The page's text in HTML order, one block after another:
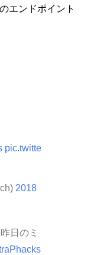
エンドポイント
pic.twitte
2018
日のミ